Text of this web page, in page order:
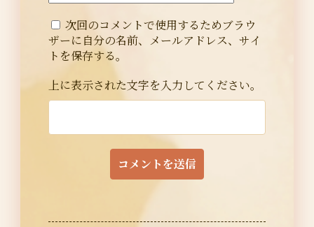
次回のコメントで使用するためブラウ
ザーに自分の名前、メールアドレス、サイ
トを保存する。
上に表示された文字を入力してください。